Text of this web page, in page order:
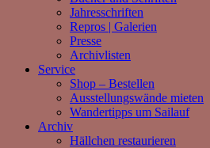
Jahresschriften
Repros | Galerien
Presse
Archivlisten
Service
Shop – Bestellen
Ausstellungswände mieten
Wandertipps um Sailauf
Archiv
Hällchen restaurieren